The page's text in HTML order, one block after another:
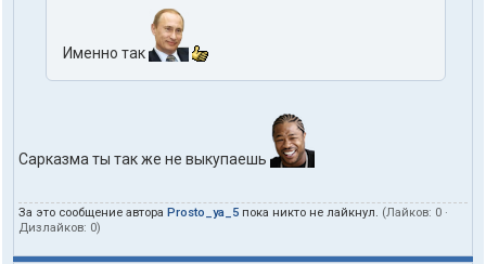
Именно так
Сарказма ты так же не выкупаешь
За это сообщение автора Prosto_ya_5 пока никто не лайкнул. (Лайков: 0 ·
Дизлайков: 0)